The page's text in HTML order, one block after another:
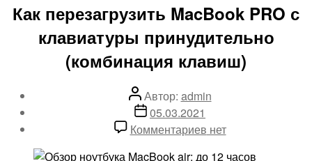
Как перезагрузить MacBook PRO с
клавиатуры принудительно
(комбинация клавиш)
Автор
записи
Автор: admin
Дата
записи
05.03.2021
Комментариевкнет